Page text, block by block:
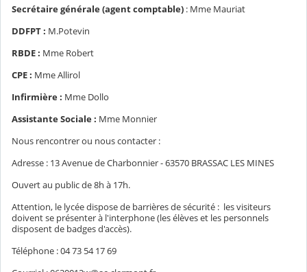
Secrétaire générale (agent comptable) : Mme Mauriat
DDFPT : M.Potevin
RBDE : Mme Robert
CPE : Mme Allirol
Infirmière : Mme Dollo
Assistante Sociale : Mme Monnier
Nous rencontrer ou nous contacter :
Adresse : 13 Avenue de Charbonnier - 63570 BRASSAC LES MINES
Ouvert au public de 8h à 17h.
Attention, le lycée dispose de barrières de sécurité : les visiteurs
doivent se présenter à l'interphone (les élèves et les personnels
disposent de badges d'accès).
Téléphone : 04 73 54 17 69